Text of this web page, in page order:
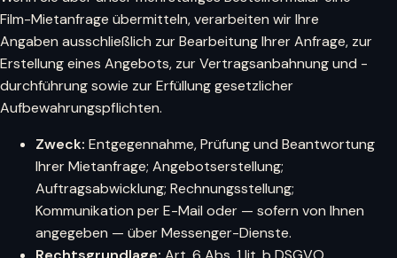
Film-Mietanfrage übermitteln, verarbeiten wir Ihre
Angaben ausschließlich zur Bearbeitung Ihrer Anfrage, zur
Erstellung eines Angebots, zur Vertragsanbahnung und -
durchführung sowie zur Erfüllung gesetzlicher
Aufbewahrungspflichten.
Zweck: Entgegennahme, Prüfung und Beantwortung
Ihrer Mietanfrage; Angebotserstellung;
Auftragsabwicklung; Rechnungsstellung;
Kommunikation per E-Mail oder — sofern von Ihnen
angegeben — über Messenger-Dienste.